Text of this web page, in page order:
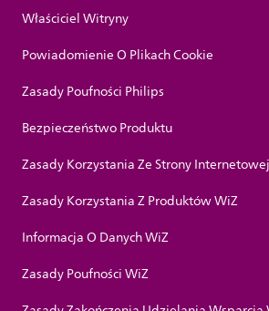
Właściciel Witryny
Powiadomienie O Plikach Cookie
Zasady Poufności Philips
Bezpieczeństwo Produktu
Zasady Korzystania Ze Strony Internetowej
Zasady Korzystania Z Produktów WiZ
Informacja O Danych WiZ
Zasady Poufności WiZ